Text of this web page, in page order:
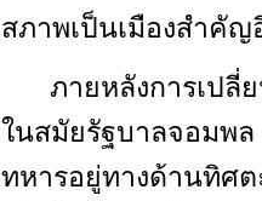
สภาพเป็นเมืองสำคัญ
ภายหลังการเปลี่ย
ในสมัยรัฐบาลจอมพ
ทหารอยู่ทางด้านทิศ